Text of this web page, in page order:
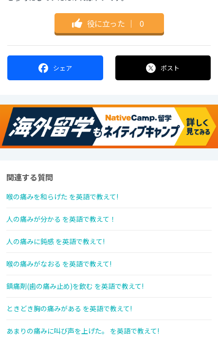
役に立った ｜ 0
シェア ポスト
関連する質問
喉の痛みを和らげた を英語で教えて!
人の痛みが分かる を英語で教えて！
人の痛みに鈍感 を英語で教えて!
喉の痛みがなおる を英語で教えて!
鎮痛剤(歯の痛み止め)を飲む を英語で教えて!
ときどき胸の痛みがある を英語で教えて!
あまりの痛みに叫び声を上げた。 を英語で教えて!